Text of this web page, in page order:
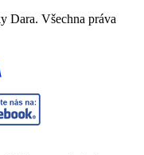
Dara. Všechna práva